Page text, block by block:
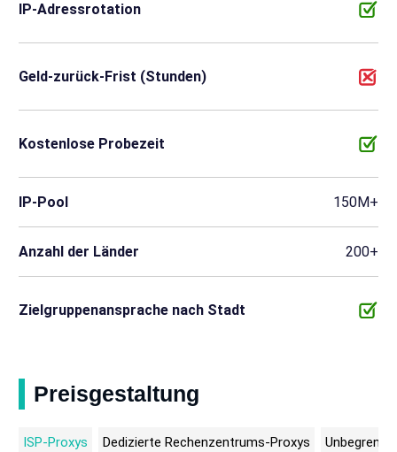
IP-Adressrotation
Geld-zurück-Frist (Stunden)
Kostenlose Probezeit
IP-Pool 150M+
Anzahl der Länder 200+
Zielgruppenansprache nach Stadt
Preisgestaltung
ISP-Proxys Dedizierte Rechenzentrums-Proxys